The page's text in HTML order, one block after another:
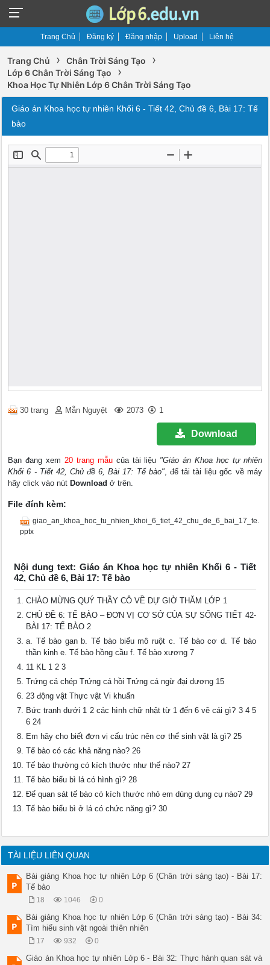
Trang Chủ Đăng ký Đăng nhập Upload Liên hệ
Trang Chủ › Chân Trời Sáng Tạo ›
Lớp 6 Chân Trời Sáng Tạo ›
Khoa Học Tự Nhiên Lớp 6 Chân Trời Sáng Tạo
Giáo án Khoa học tự nhiên Khối 6 - Tiết 42, Chủ đề 6, Bài 17: Tế
bào
30 trang Mẫn Nguyệt 2073 1
Download
Bạn đang xem 20 trang mẫucủa tài liệu "Giáo án Khoa học tự nhiên
Khối 6 - Tiết 42, Chủ đề 6, Bài 17: Tế bào", để tải tài liệu gốc về máy
hãy click vào nút Download ở trên.
File đính kèm:
giao_an_khoa_hoc_tu_nhien_khoi_6_tiet_42_chu_de_6_bai_17_te.
pptx
Nội dung text: Giáo án Khoa học tự nhiên Khối 6 - Tiết
42, Chủ đề 6, Bài 17: Tế bào
CHÀO MỪNG QUÝ THẦY CÔ VỀ DỰ GIỜ THĂM LỚP 1
CHỦ ĐỀ 6: TẾ BÀO – ĐƠN VỊ CƠ SỞ CỦA SỰ SỐNG TIẾT 42-
BÀI 17: TẾ BÀO 2
a. Tế bào gan b. Tế bào biểu mô ruột c. Tế bào cơ d. Tế bào
thần kinh e. Tế bào hồng cầu f. Tế bào xương 7
11 KL 1 2 3
Trứng cá chép Trứng cá hồi Trứng cá ngừ đại dương 15
23 động vật Thực vật Vi khuẩn
Bức tranh dưới 1 2 các hình chữ nhật từ 1 đến 6 vẽ cái gì? 3 4 5
6 24
Em hãy cho biết đơn vị cấu trúc nên cơ thể sinh vật là gì? 25
Tế bào có các khả năng nào? 26
Tế bào thường có kích thước như thế nào? 27
Tế bào biểu bì lá có hình gì? 28
Để quan sát tế bào có kích thước nhỏ em dùng dụng cụ nào? 29
Tế bào biểu bì ở lá có chức năng gì? 30
TÀI LIỆU LIÊN QUAN
Bài giảng Khoa học tự nhiên Lớp 6 (Chân trời sáng tạo) - Bài 17:
Tế bào
18 1046 0
Bài giảng Khoa học tự nhiên Lớp 6 (Chân trời sáng tạo) - Bài 34:
Tìm hiểu sinh vật ngoài thiên nhiên
17 932 0
Giáo án Khoa học tự nhiên Lớp 6 - Bài 32: Thực hành quan sát và